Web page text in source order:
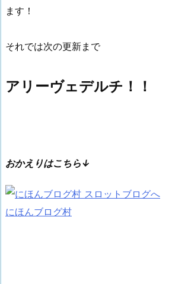
ます！
それでは次の更新まで
アリーヴェデルチ！！
おかえりはこちら↓
にほんブログ村